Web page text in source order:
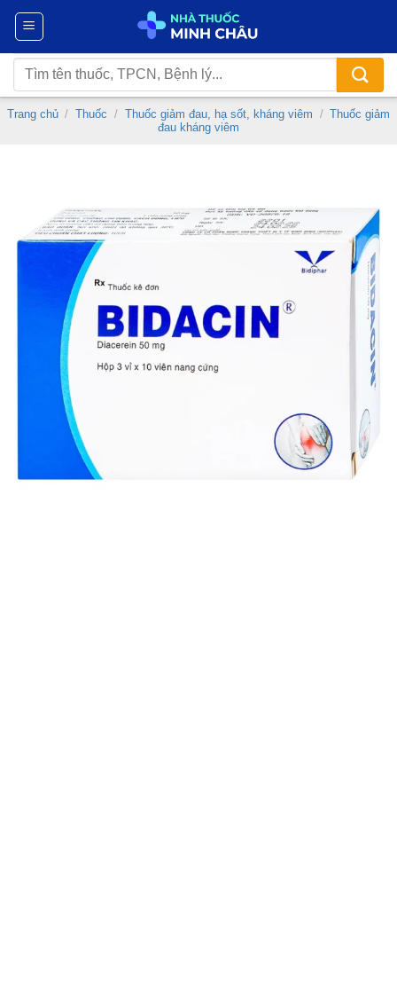
Chuyển
nội
dung
Tìm
kiếm:
Trang chủ / Thuốc / Thuốc giảm đau, hạ sốt, kháng viêm / Thuốc giảm
đau kháng viêm